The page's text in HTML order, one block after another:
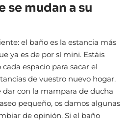
se mudan a su
el baño es la estancia más
ya es de por sí mini. Estáis
espacio para sacar el
de vuestro nuevo hogar.
dar con la mampara de ducha
pequeño, os damos algunas
de opinión. Si el baño